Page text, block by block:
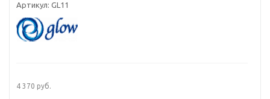
Артикул: GL11
4 370 руб.